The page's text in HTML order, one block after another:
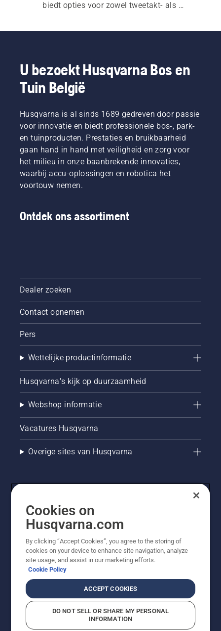
biedt opties voor zowel tweetakt- als
praktische accessoires.
U bezoekt Husqvarna Bos en
Tuin België
Husqvarna is al sinds 1689 gedreven door passie
voor innovatie en biedt professionele bos-, park-
en tuinproducten. Prestaties en bruikbaarheid
gaan hand in hand met veiligheid en zorg voor
het milieu in onze baanbrekende innovaties,
waarbij accu-oplossingen en robotica het
voortouw nemen.
Ontdek ons assortiment
Dealer zoeken
Contact opnemen
Pers
Wettelijke productinformatie
Husqvarna's kijk op duurzaamheid
Webshop informatie
Vacatures Husqvarna
Overige sites van Husqvarna
© Husqvarna AB (publ). Alle rechten voorbehouden. De
getoonde prijzen zijn consumentenadviesprijzen. Alle
tenzij het product beschikbaar is voor directe aankoop.
Cookiebeleid
Imprint
Cookies on
Husqvarna.com
By clicking “Accept Cookies”, you agree to the storing of
cookies on your device to enhance site navigation, analyze
site usage, and assist in our marketing efforts.
Cookie Policy
ACCEPT COOKIES
DO NOT SELL OR SHARE MY PERSONAL
INFORMATION